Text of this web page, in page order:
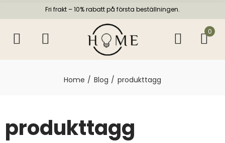
Fri frakt – 10% rabatt på första beställningen.
0
Home Blog produkttagg
produkttagg